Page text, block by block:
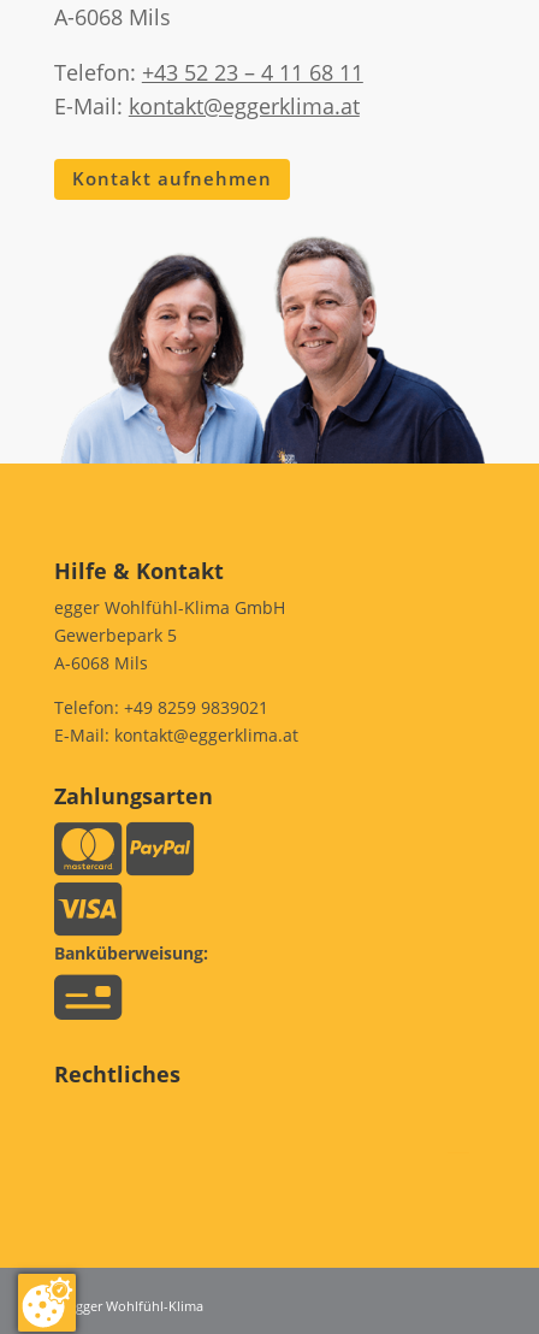
A-6068 Mils
Telefon: +43 52 23 – 4 11 68 11
E-Mail: kontakt@eggerklima.at
Kontakt aufnehmen
Hilfe & Kontakt
egger Wohlfühl-Klima GmbH
Gewerbepark 5
A-6068 Mils
Telefon: +49 8259 9839021
E-Mail: kontakt@eggerklima.at
Zahlungsarten
Banküberweisung:
Rechtliches
© egger Wohlfühl-Klima